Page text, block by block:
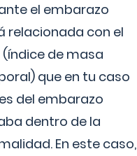
el embarazo
relacionada con el
(índice de masa
que en tu caso
del embarazo
dentro de la
En este caso,